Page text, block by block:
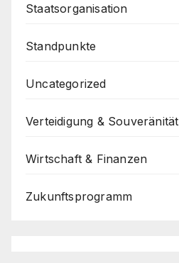
Staatsorganisation
Standpunkte
Uncategorized
Verteidigung & Souveränität
Wirtschaft & Finanzen
Zukunftsprogramm